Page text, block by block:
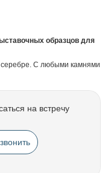
образцов для
серебре. С любыми камнями
на встречу